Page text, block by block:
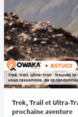
votre premier
course ultra. ⬇️
Trek, Trail et Ultra-
prochaine aventure